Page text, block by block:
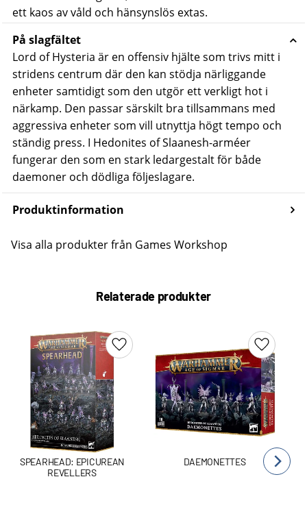
ett kaos av våld och hänsynslös extas.
På slagfältet
Lord of Hysteria är en offensiv hjälte som trivs mitt i
stridens centrum där den kan stödja närliggande
enheter samtidigt som den utgör ett verkligt hot i
närkamp. Den passar särskilt bra tillsammans med
aggressiva enheter som vill utnyttja högt tempo och
ständig press. I Hedonites of Slaanesh-arméer
fungerar den som en stark ledargestalt för både
daemoner och dödliga följeslagare.
Produktinformation
Visa alla produkter från Games Workshop
Relaterade produkter
SPEARHEAD: EPICUREAN
REVELLERS
Lägg till i favoriter
DAEMONETTES
Lägg till